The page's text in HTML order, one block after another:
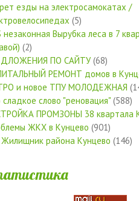
езды на электросамокатах /
(5)
незаконная Вырубка леса в 7
(2)
ПО САЙТУ(68)
РЕМОНТ домов в
и новое ТПУ МОЛОДЕЖНАЯ
сладкое слово "реновация" (588)
ПРОМЗОНЫ 38 квартала
ЖКХ в Кунцево (901)
Жилищник района Кунцево (146)